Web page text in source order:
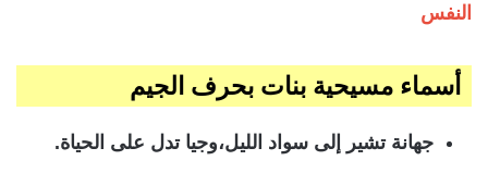
النفس
أسماء مسيحية بنات بحرف الجيم
جهانة تشير إلى سواد الليل،وجيا تدل على الحياة.